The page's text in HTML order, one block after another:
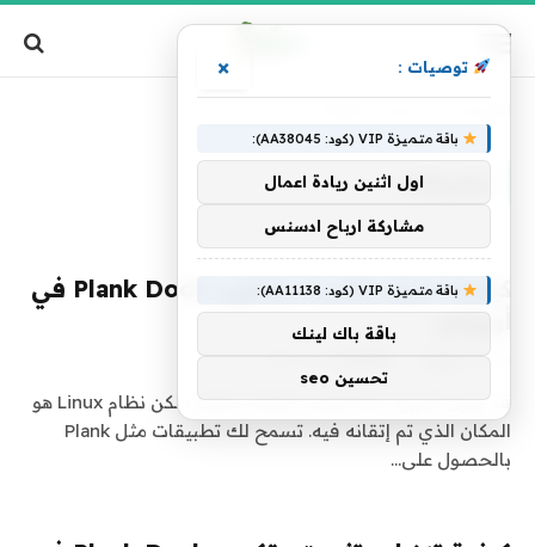
تطبيقات
كيفية تنزيل وتثبيت وتكوين Plank Dock في
أوبونتو
بواسطة
قد يكون لأجهزة Mac قواعد قاذفة شائعة ، لكن نظام Linux هو
المكان الذي تم إتقانه فيه. تسمح لك تطبيقات مثل Plank
بالحصول على…
توصيات : ×
باقة متميزة VIP (كود: AA38045):
اول اثنين ريادة اعمال
مشاركة ارباح ادسنس
باقة متميزة VIP (كود: AA11138):
باقة باك لينك
تحسين seo